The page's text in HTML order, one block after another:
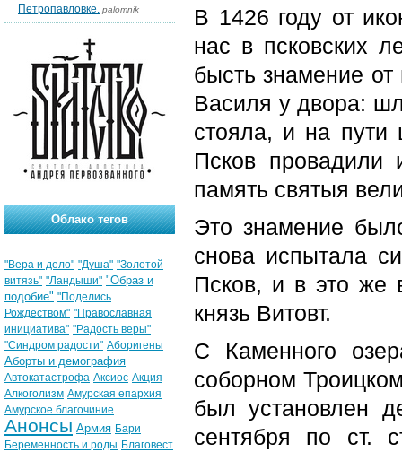
В 1426 году от
нас в псковских
бысть знамение
Василя у двора:
стояла, и на пути
Псков провадили
память святыя
Это знамение
снова испытала
Псков, и в это же
князь Витовт.
С Каменного
соборном
был установлен
сентября по ст.
Петропавловке. palomnik
Облако тегов
"Вера и дело" "Душа" "Золотой
витязь" "Ландыши" "Образ и
подобие" "Поделись
Рождеством" "Православная
инициатива" "Радость веры"
"Синдром радости" Аборигены
Аборты и демография
Автокатастрофа Аксиос Акция
Алкоголизм Амурская епархия
Амурское благочиние
Анонсы Армия Бари
Беременность и роды Благовест